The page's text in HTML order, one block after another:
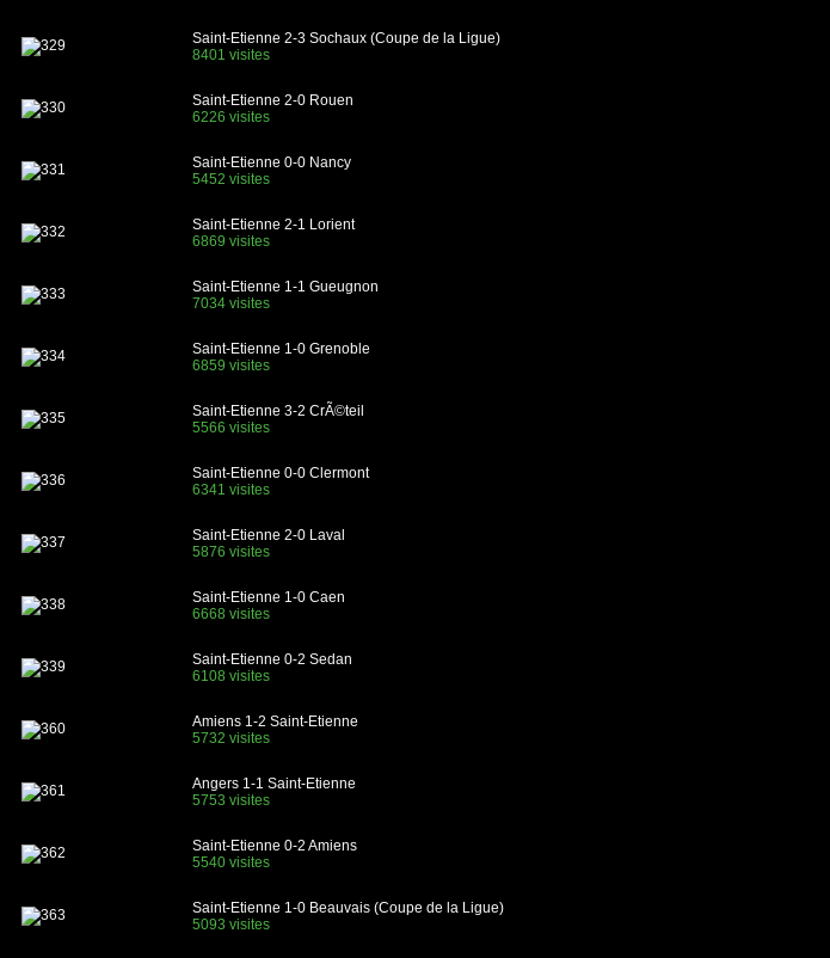
Saint-Etienne 2-3 Sochaux (Coupe de la Ligue)
8401 visites
Saint-Etienne 2-0 Rouen
6226 visites
Saint-Etienne 0-0 Nancy
5452 visites
Saint-Etienne 2-1 Lorient
6869 visites
Saint-Etienne 1-1 Gueugnon
7034 visites
Saint-Etienne 1-0 Grenoble
6859 visites
Saint-Etienne 3-2 CrÃ©teil
5566 visites
Saint-Etienne 0-0 Clermont
6341 visites
Saint-Etienne 2-0 Laval
5876 visites
Saint-Etienne 1-0 Caen
6668 visites
Saint-Etienne 0-2 Sedan
6108 visites
Amiens 1-2 Saint-Etienne
5732 visites
Angers 1-1 Saint-Etienne
5753 visites
Saint-Etienne 0-2 Amiens
5540 visites
Saint-Etienne 1-0 Beauvais (Coupe de la Ligue)
5093 visites